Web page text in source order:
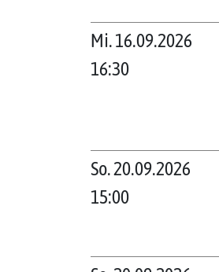
Mi. 16.09.2026
16:30
So. 20.09.2026
15:00